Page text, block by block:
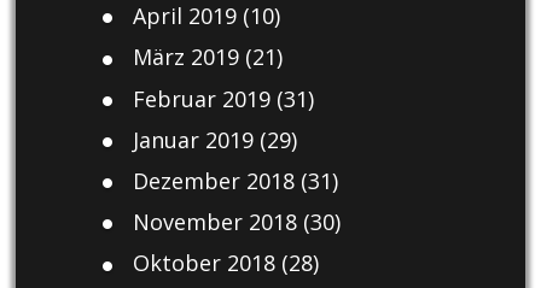
April 2019(10)
März 2019(21)
Februar 2019(31)
Januar 2019(29)
Dezember 2018(31)
November 2018(30)
Oktober 2018(28)